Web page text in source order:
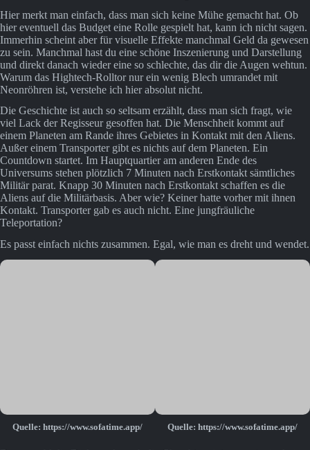
Hier merkt man einfach, dass man sich keine Mühe gemacht hat. Ob
hier eventuell das Budget eine Rolle gespielt hat, kann ich nicht sagen.
Immerhin scheint aber für visuelle Effekte manchmal Geld da gewesen
zu sein. Manchmal hast du eine schöne Inszenierung und Darstellung
und direkt danach wieder eine so schlechte, das dir die Augen wehtun.
Warum das Hightech-Rolltor nur ein wenig Blech umrandet mit
Neonröhren ist, verstehe ich hier absolut nicht.
Die Geschichte ist auch so seltsam erzählt, dass man sich fragt, wie
viel Lack der Regisseur gesoffen hat. Die Menschheit kommt auf
einem Planeten am Rande ihres Gebietes in Kontakt mit den Aliens.
Außer einem Transporter gibt es nichts auf dem Planeten. Ein
Countdown startet. Im Hauptquartier am anderen Ende des
Universums stehen plötzlich 7 Minuten nach Erstkontakt sämtliches
Militär parat. Knapp 30 Minuten nach Erstkontakt schaffen es die
Aliens auf die Militärbasis. Aber wie? Keiner hatte vorher mit ihnen
Kontakt. Transporter gab es auch nicht. Eine jungfräuliche
Teleportation?
Es passt einfach nichts zusammen. Egal, wie man es dreht und wendet.
Quelle: https://www.sofatime.app/ Quelle: https://www.sofatime.app/